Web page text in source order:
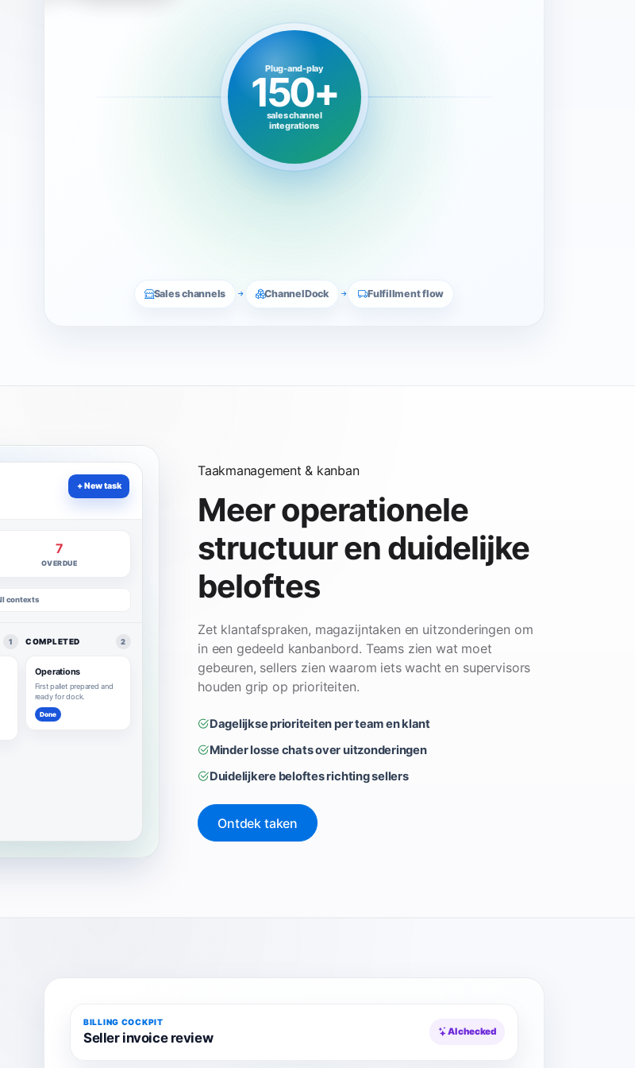
Plug-and-play
150+
sales channel
integrations
Sales channels ChannelDock Fulfillment flow
Taakmanagement & kanban
Meer operationele
structuur en duidelijke
beloftes
Zet klantafspraken, magazijntaken en uitzonderingen om
in een gedeeld kanbanbord. Teams zien wat moet
gebeuren, sellers zien waarom iets wacht en supervisors
houden grip op prioriteiten.
Dagelijkse prioriteiten per team en klant
Minder losse chats over uitzonderingen
Duidelijkere beloftes richting sellers
Ontdek taken
+ New task
7
OVERDUE
contexts
1 COMPLETED 2
Operations
First pallet prepared and
ready for dock.
Done
BILLING COCKPIT
Seller invoice review AI checked